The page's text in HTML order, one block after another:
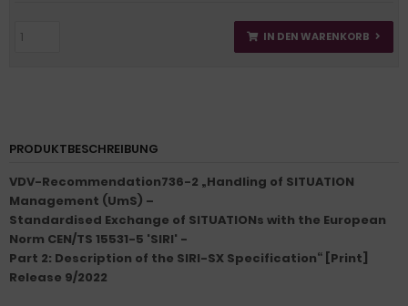
IN DEN WARENKORB
PRODUKTBESCHREIBUNG
VDV-Recommendation736-2 „Handling of SITUATION
Management (UmS) –
Standardised Exchange of SITUATIONs with the European
Norm CEN/TS 15531-5 'SIRI' -
Part 2: Description of the SIRI-SX Specification“ [Print]
Release 9/2022